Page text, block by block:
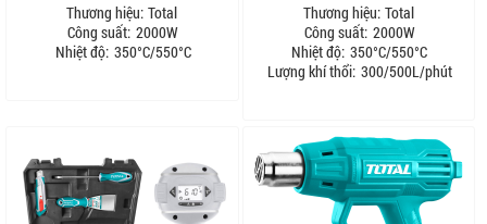
Thương hiệu: Total
Công suất: 2000W
Nhiệt độ: 350°C/550°C
Thương hiệu: Total
Công suất: 2000W
Nhiệt độ: 350°C/550°C
Lượng khí thổi: 300/500L/phút